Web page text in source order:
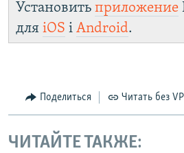
Установить приложение
для iOS і Android.
Поделиться Читать без
ЧИТАЙТЕ ТАКЖЕ: